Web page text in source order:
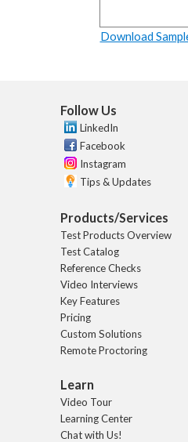
Download
Follow Us
LinkedIn
Facebook
Instagram
Tips & Updates
Products/Services
Test Products Overview
Test Catalog
Reference Checks
Video Interviews
Key Features
Pricing
Custom Solutions
Remote Proctoring
Learn
Video Tour
Learning Center
Chat with Us!